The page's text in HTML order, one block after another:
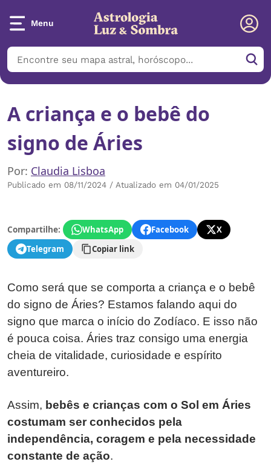
Menu
A criança e o bebê do
signo de Áries
Por: Claudia Lisboa
Publicado em 08/11/2024 / Atualizado em 04/01/2025
Compartilhe: WhatsApp Facebook
X
Telegram
Copiar link
Como será que se comporta a criança e o bebê
do signo de Áries? Estamos falando aqui do
signo que marca o início do Zodíaco. E isso não
é pouca coisa. Áries traz consigo uma energia
cheia de vitalidade, curiosidade e espírito
aventureiro.
Assim, bebês e crianças com o Sol em Áries
costumam ser conhecidos pela
independência, coragem e pela necessidade
constante de ação.